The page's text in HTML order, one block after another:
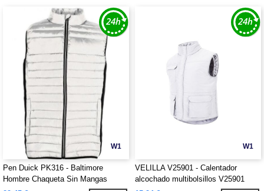
W1
Pen Duick PK316 - Baltimore
Hombre Chaqueta Sin Mangas
W1
VELILLA V25901 - Calentador
alcochado multibolsillos V25901